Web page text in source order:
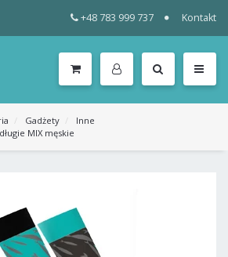
+48 783 999 737 Kontakt
Gadżety
Inne
MIX męskie